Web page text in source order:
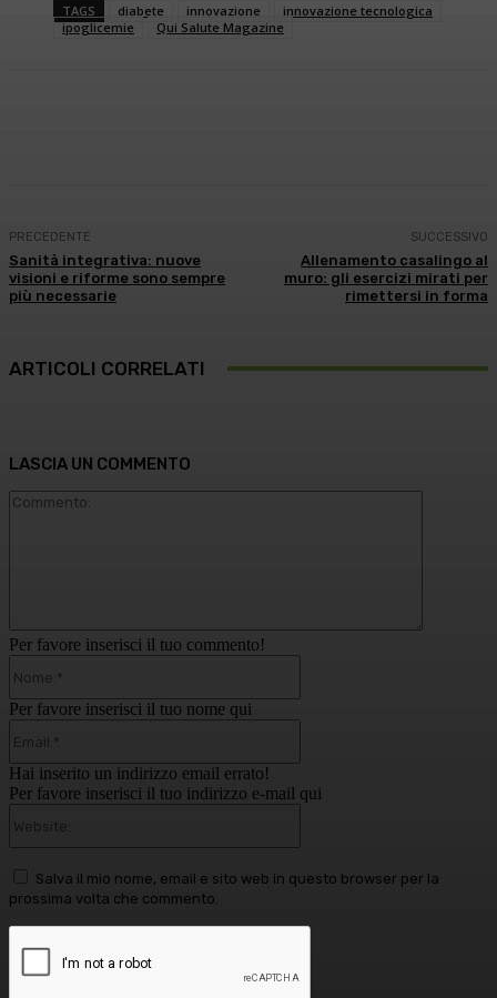
TAGS diabete innovazione
innovazione tecnologica
ipoglicemie
Qui Salute Magazine
PRECEDENTE
Sanità integrativa: nuove
visioni e riforme sono sempre
più necessarie
SUCCESSIVO
Allenamento casalingo al
muro: gli esercizi mirati per
rimettersi in forma
ARTICOLI CORRELATI
LASCIA UN COMMENTO
Per favore inserisci il tuo commento!
Per favore inserisci il tuo nome qui
Hai inserito un indirizzo email errato!
Per favore inserisci il tuo indirizzo e-mail qui
Salva il mio nome, email e sito web in questo browser per la
prossima volta che commento.